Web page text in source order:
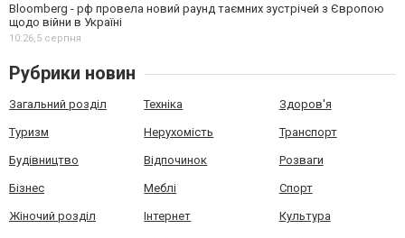
Bloomberg - рф провела новий раунд таємних зустрічей з Європою
щодо війни в Україні
10:26,5 серпня
Рубрики новин
Загальний розділ Техніка Здоров'я
Туризм Нерухомість Транспорт
Будівництво Відпочинок Розваги
Бізнес Меблі Спорт
Жіночий розділ Інтернет Культура